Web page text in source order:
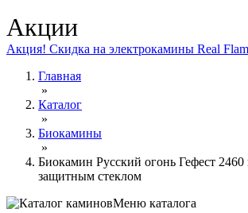
Акции
Акция! Скидка на электрокамины Real
Главная
»
Каталог
»
Биокамины
»
Биокамин Русский огонь Гефест
защитным стеклом
Меню каталога